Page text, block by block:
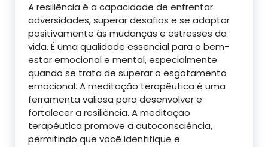
A resiliência é a capacidade de enfrentar
adversidades, superar desafios e se adaptar
positivamente às mudanças e estresses da
vida. É uma qualidade essencial para o bem-
estar emocional e mental, especialmente
quando se trata de superar o esgotamento
emocional. A meditação terapêutica é uma
ferramenta valiosa para desenvolver e
fortalecer a resiliência. A meditação
terapêutica promove a autoconsciência,
permitindo que você identifique e